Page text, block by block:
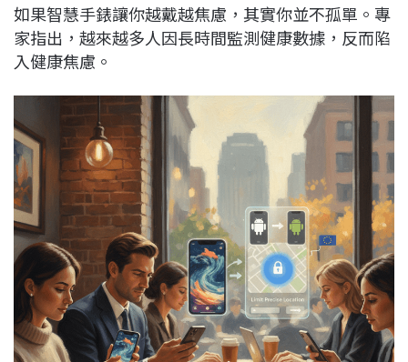
b
o
o
a
d
e
d
L
i
如果智慧手錶讓你越戴越焦慮，其實你並不孤單。專
家指出，越來越多人因長時間監測健康數據，反而陷
入健康焦慮。